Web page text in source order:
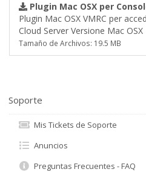
Plugin Mac OSX per
Plugin Mac OSX VMRC per
Cloud Server Versione Mac OSX
Tamaño de Archivos: 19.5 MB
Soporte
Mis Tickets de Soporte
Anuncios
Preguntas Frecuentes - FAQ